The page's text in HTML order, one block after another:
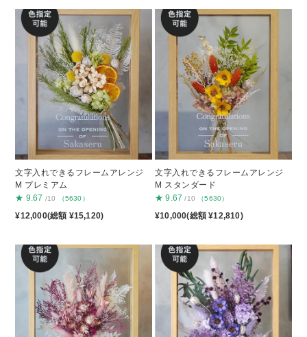
文字入れできるフレームアレンジ
M プレミアム
★ 9.67 /10 （5630）
¥12,000(総額 ¥15,120)
文字入れできるフレームアレンジ
M スタンダード
★ 9.67 /10 （5630）
¥10,000(総額 ¥12,810)